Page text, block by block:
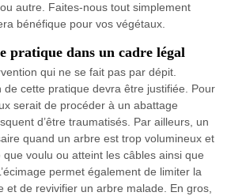
autre. Faites-nous tout simplement
bénéfique pour vos végétaux.
pratique dans un cadre légal
qui ne se fait pas par dépit.
de cette pratique devra être justifiée. Pour
serait de procéder à un abattage
d’être traumatisés. Par ailleurs, un
quand un arbre est trop volumineux et
que voulu ou atteint les câbles ainsi que
permet également de limiter la
et de revivifier un arbre malade. En gros,